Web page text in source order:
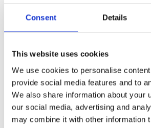
Consent Details
This website uses cookies
We use cookies to personalise
provide social media features and to
We also share information about your
our social media, advertising and
may combine it with other information
Merförsäljning för
I många företag finns en stor
merförsäljning. Ändå lämnas